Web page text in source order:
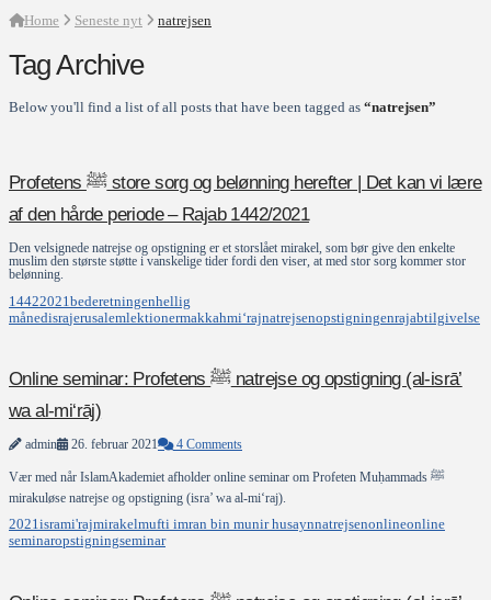
Home
Seneste nyt natrejsen
Tag Archive
Below you'll find a list of all posts that have been tagged as “natrejsen”
Profetens ‎ﷺ store sorg og belønning herefter | Det kan vi lære
af den hårde periode – Rajab 1442/2021
Den velsignede natrejse og opstigning er et storslået mirakel, som bør give den enkelte
muslim den største støtte i vanskelige tider fordi den viser, at med stor sorg kommer stor
belønning.
14422021 bederetningenhellig
månedisrajerusalemlektionermakkahmi‘rajnatrejsenopstigningenrajabtilgivelse
Online seminar: Profetens ﷺ natrejse og opstigning (al-isrā’
wa al-mi‘rāj)
admin 26. februar 2021 4 Comments
Vær med når IslamAkademiet afholder online seminar om Profeten Muḥammads ﷺ
mirakuløse natrejse og opstigning (isra’ wa al-mi‘raj).
2021isrami'rajmirakelmufti imran bin munir husaynnatrejsenonlineonline
seminaropstigningseminar